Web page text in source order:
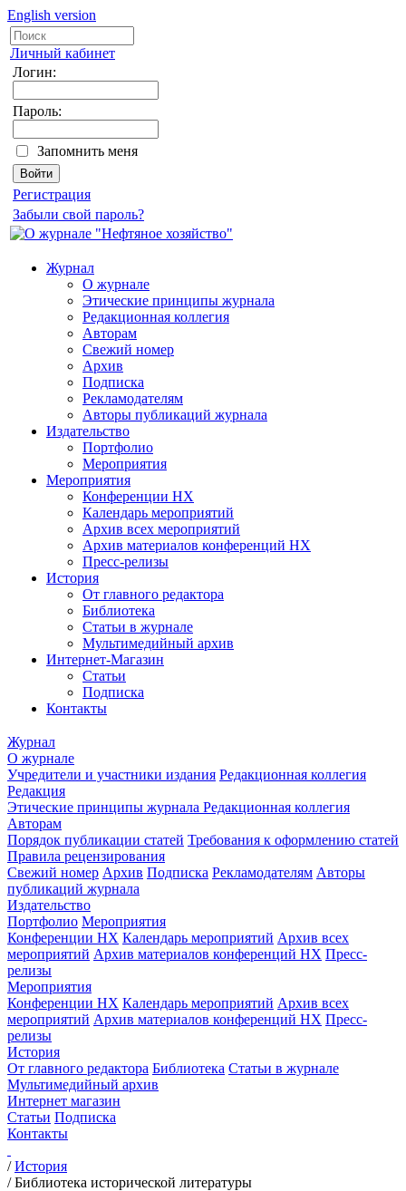
English version
Личный кабинет
Логин:
Пароль:
Запомнить меня
Регистрация
Забыли свой пароль?
Журнал
О журнале
Этические принципы журнала
Редакционная коллегия
Авторам
Свежий номер
Архив
Подписка
Рекламодателям
Авторы публикаций журнала
Издательство
Портфолио
Мероприятия
Мероприятия
Конференции НХ
Календарь мероприятий
Архив всех мероприятий
Архив материалов конференций НХ
Пресс-релизы
История
От главного редактора
Библиотека
Статьи в журнале
Мультимедийный архив
Интернет-Магазин
Статьи
Подписка
Контакты
Журнал
О журнале
Учредители и участники издания Редакционная коллегия
Редакция
Этические принципы журнала Редакционная коллегия
Авторам
Порядок публикации статей Требования к оформлению статей
Правила рецензирования
Свежий номер Архив Подписка Рекламодателям Авторы
публикаций журнала
Издательство
Портфолио Мероприятия
Конференции НХ Календарь мероприятий Архив всех
мероприятий Архив материалов конференций НХ Пресс-
релизы
Мероприятия
Конференции НХ Календарь мероприятий Архив всех
мероприятий Архив материалов конференций НХ Пресс-
релизы
История
От главного редактора Библиотека Статьи в журнале
Мультимедийный архив
Интернет магазин
Статьи Подписка
Контакты
/История
/Библиотека исторической литературы